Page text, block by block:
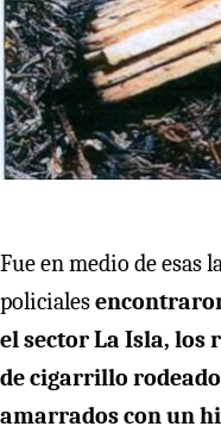
Fue en medio de esas
policiales
el sector La Isla, los
de cigarrillo
amarrados con un